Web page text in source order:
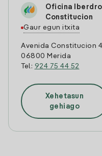
Oficina
Constitucion
Gaur egun itxita
Avenida Constitucion
06800 Merida
Tel: 924 75 44 52
Xehetasun
gehiago